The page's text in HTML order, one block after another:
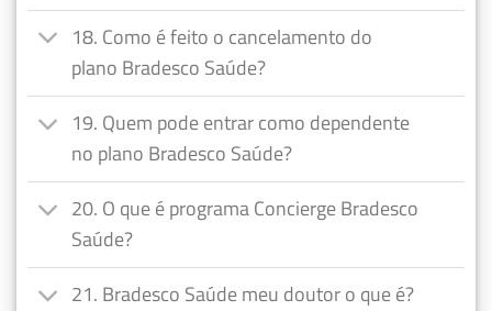
18. Como é feito o cancelamento do
plano Bradesco Saúde?
19. Quem pode entrar como dependente
no plano Bradesco Saúde?
20. O que é programa Concierge Bradesco
Saúde?
21. Bradesco Saúde meu doutor o que é?